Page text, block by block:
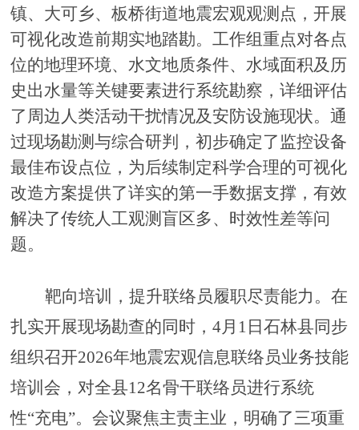
镇、大可乡、板桥街道地震宏观观测点，开展
可视化改造前期实地踏勘。工作组重点对各点
位的地理环境、水文地质条件、水域面积及历
史出水量等关键要素进行系统勘察，详细评估
了周边人类活动干扰情况及安防设施现状。通
过现场勘测与综合研判，初步确定了监控设备
最佳布设点位，为后续制定科学合理的可视化
改造方案提供了详实的第一手数据支撑，有效
解决了传统人工观测盲区多、时效性差等问
题。
靶向培训，提升联络员履职尽责能力。 在
扎实开展现场勘查的同时， 4月 1 日 石林县同步
组织召开2026年地震宏观信息联络员业务技能
培训会，对全县12名骨干联络员进行系统
性“充电”。会议聚焦主责主业，明确了三项重